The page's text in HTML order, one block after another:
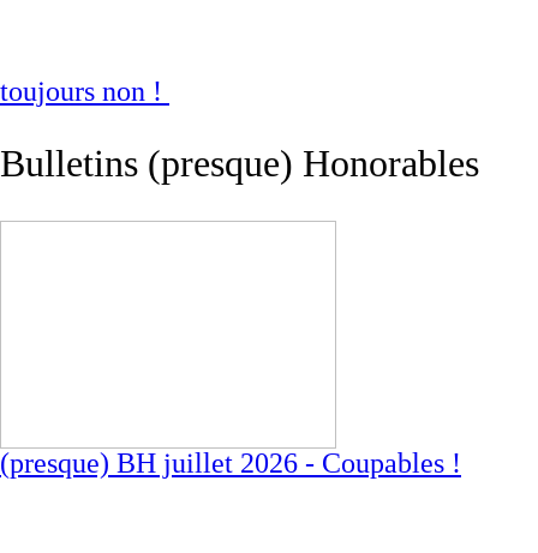
toujours non !
Bulletins (presque) Honorables
(presque) BH juillet 2026 - Coupables !